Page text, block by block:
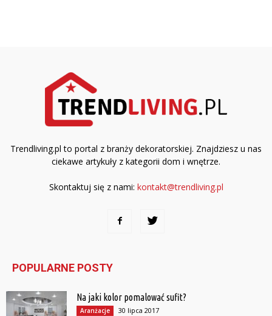
Trendliving.pl to portal z branży dekoratorskiej. Znajdziesz u nas
ciekawe artykuły z kategorii dom i wnętrze.
Skontaktuj się z nami: kontakt@trendliving.pl
POPULARNE POSTY
Na jaki kolor pomalować sufit?
Aranżacje 30 lipca 2017